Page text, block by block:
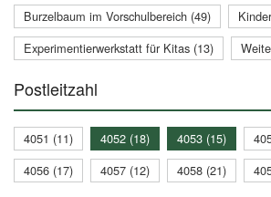
Burzelbaum im Vorschulbereich (49)
Experimentierwerkstatt für Kitas (13)
Postleitzahl
4051 (11) 4052 (18) 4053 (15)
4056 (17)
4057 (12) 4058 (21)